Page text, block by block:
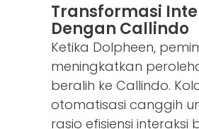
Transformasi
Dengan Callindo
Ketika Dolpheen,
meningkatkan
beralih ke Callindo.
otomatisasi canggih
rasio efisiensi interaksi